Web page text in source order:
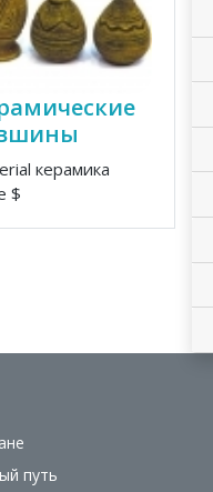
керамика
$
путь